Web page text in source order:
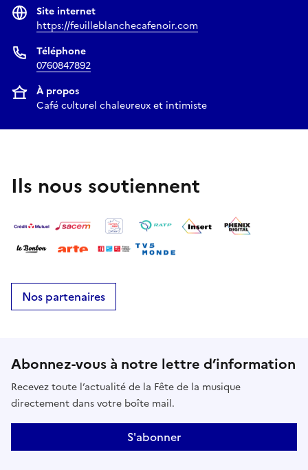
Site internet
https://feuilleblanchecafenoir.com
Téléphone
0760847892
À propos
Café culturel chaleureux et intimiste
Ils nous soutiennent
Nos partenaires
Abonnez-vous à notre lettre d’information
Recevez toute l’actualité de la Fête de la musique
directement dans votre boîte mail.
S'abonner